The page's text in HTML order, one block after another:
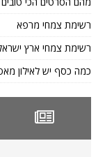
רשימת צמחי מרפא
רשימת צמחי ארץ
כמה כסף יש לאילון